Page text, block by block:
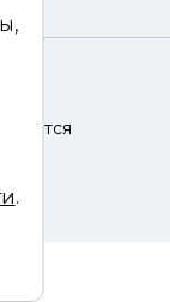
.